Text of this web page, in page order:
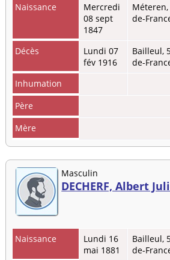
Naissance
Mercredi
08 sept
1847
de-
Décès
Lundi 07
fév 1916
Bailleul,
de-
Inhumation
Père
Mère
Masculin
DECHERF, Albert
Naissance
Lundi 16
mai 1881
Bailleul,
de-